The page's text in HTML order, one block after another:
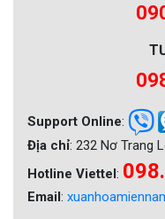
Support Online:
Địa chỉ: 232 Nơ Trang
Hotline Viettel:
Email: